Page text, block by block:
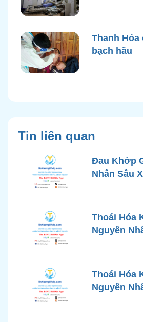
Thanh
bạch hầu
Tin liên quan
Đau Khớp
Nhân Sâu
Góc Nhìn
Khớp
Thoái Hóa
Nguyên
Chuẩn Y
Thoái Hóa
Nguyên